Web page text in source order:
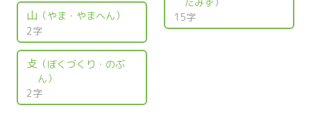
山 （やま・やまへん）
2字
攴 （ぼくづくり・のぶ
ん）
2字
15字